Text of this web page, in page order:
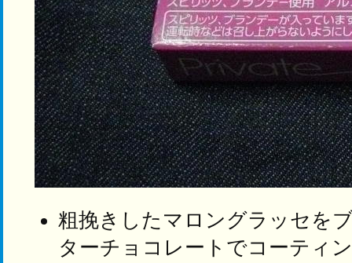
粗挽きしたマロングラッセを
ターチョコレートでコーティ